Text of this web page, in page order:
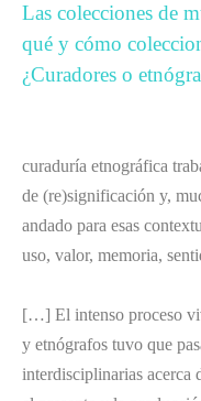
Las colecciones de
qué y cómo
¿Curadores o
curaduría etnográfica
de (re)significación y,
andado para esas
uso, valor, memoria,
[…] El intenso proceso
y etnógrafos tuvo que
interdisciplinarias acerca